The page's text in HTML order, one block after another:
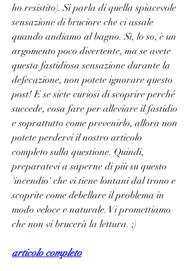
ho resistito). Si parla di quella spiacevole
sensazione di bruciore che ci assale
quando andiamo al bagno. Sì, lo so, è un
argomento poco divertente, ma se avete
questa fastidiosa sensazione durante la
defecazione, non potete ignorare questo
post! E se siete curiosi di scoprire perché
succede, cosa fare per alleviare il fastidio
e soprattutto come prevenirlo, allora non
potete perdervi il nostro articolo
completo sulla questione. Quindi,
preparatevi a saperne di più su questo
'incendio' che vi tiene lontani dal trono e
scoprite come debellare il problema in
modo veloce e naturale. Vi promettiamo
che non vi brucerà la lettura. ;)
articolo completo